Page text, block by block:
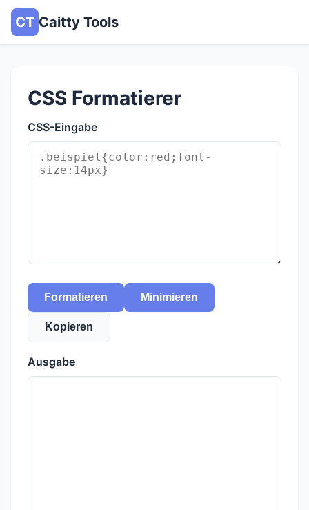
CT Caitty Tools
CSS Formatierer
CSS-Eingabe
Formatieren Minimieren
Kopieren
Ausgabe